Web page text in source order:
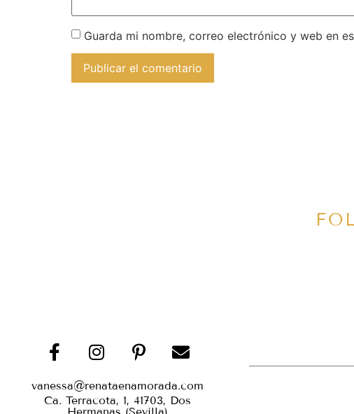
Guarda mi nombre, correo electrónico y web en
vanessa@renataenamorada.com
Ca. Terracota, 1, 41703, Dos